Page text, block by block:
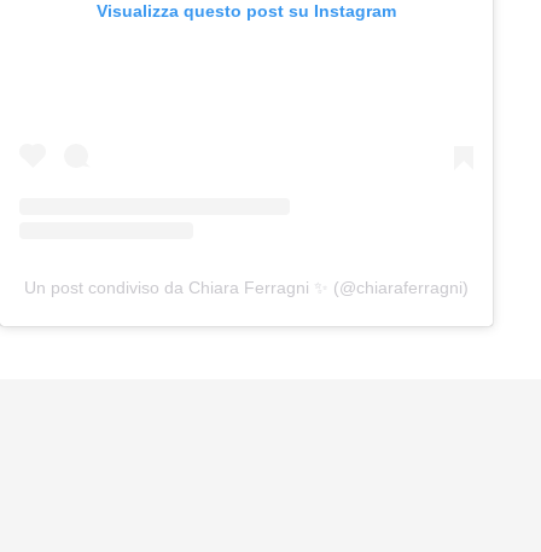
Visualizza questo post su Instagram
Un post condiviso da Chiara Ferragni ✨ (@chiaraferragni)